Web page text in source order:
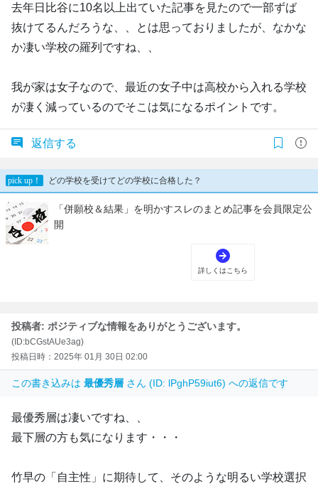
去年日比谷に10名以上出ていた記事を見たので一部ずば
抜けてるんだろうな、、とは思っておりましたが、なかな
か凄い学校の羅列ですね、、
我が家は女子なので、最近の女子中は高校から入れる学校
が凄く減っているのでそこは気になるポイントです。
返信する
投稿者: ポジティブな情報をありがとうございます。
(ID:bCGstAUe3ag)
投稿日時：2025年 01月 30日 02:00
この書き込みは 最優秀層 さん (ID: lPghP59iut6) への返信です
最優秀層は凄いですね、、
最下層の方も気になります・・・
竹早の「自主性」に期待して、そのような明るい学校選択